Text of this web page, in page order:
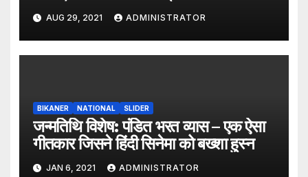
AUG 29, 2021 ADMINISTRATOR
BIKANER NATIONAL SLIDER
जन्मतिथि विशेष: पंडित भरत व्यास – एक ऐसा
गीतकार जिसने हिंदी सिनेमा को बख्शा हुस्न
JAN 6, 2021 ADMINISTRATOR